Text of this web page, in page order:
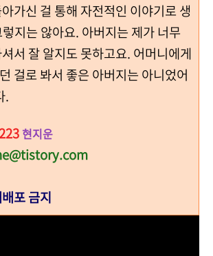
가신 걸 통해 자전적인 이야기로 생
지는 않아요. 아버지는 제가 너무
서 잘 알지도 못하고요. 어머니에게
걸로 봐서 좋은 아버지는 아니었어
.
현지운
포 금지